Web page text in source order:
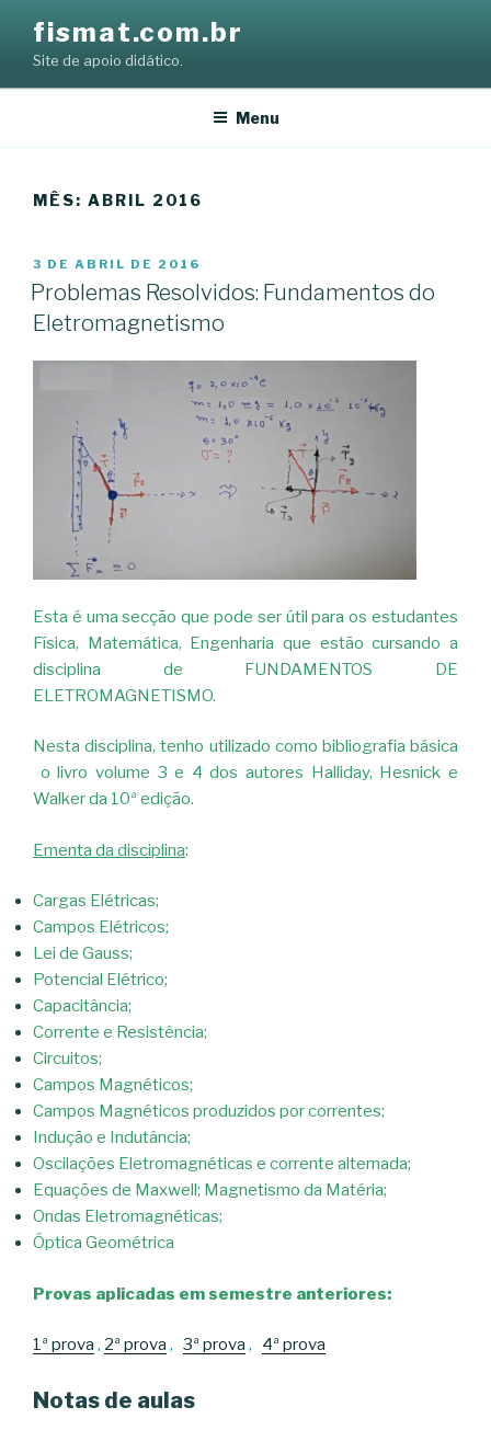
content
fismat.com.br
Site de apoio didático.
Menu
MÊS: ABRIL 2016
POSTED
ON
3 DE ABRIL DE 2016
Problemas Resolvidos: Fundamentos do
Eletromagnetismo
Esta é uma secção que pode ser útil para os estudantes
Física, Matemática, Engenharia que estão cursando a
disciplina de FUNDAMENTOS DE
ELETROMAGNETISMO.
Nesta disciplina, tenho utilizado como bibliografia básica
o livro volume 3 e 4 dos autores Halliday, Hesnick e
Walker da 10ª edição.
Ementa da disciplina:
Cargas Elétricas;
Campos Elétricos;
Lei de Gauss;
Potencial Elétrico;
Capacitância;
Corrente e Resistência;
Circuitos;
Campos Magnéticos;
Campos Magnéticos produzidos por correntes;
Indução e Indutância;
Oscilações Eletromagnéticas e corrente alternada;
Equações de Maxwell; Magnetismo da Matéria;
Ondas Eletromagnéticas;
Óptica Geométrica
Provas aplicadas em semestre anteriores:
1ª prova , 2ª prova , 3ª prova , 4ª prova
Notas de aulas